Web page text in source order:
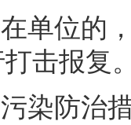
单位的
击报复
染防治